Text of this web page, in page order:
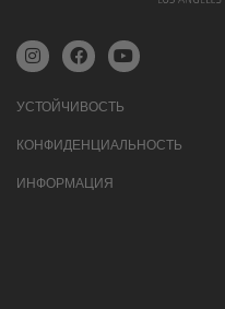
УСТОЙЧИВОСТЬ
КОНФИДЕНЦИАЛЬНОСТЬ
ИНФОРМАЦИЯ